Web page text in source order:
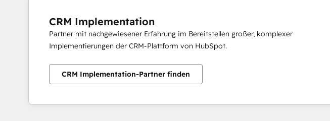
CRM Implementation
Partner mit nachgewiesener Erfahrung im Bereitstellen großer, komplexer
Implementierungen der CRM-Plattform von HubSpot.
CRM Implementation-Partner finden